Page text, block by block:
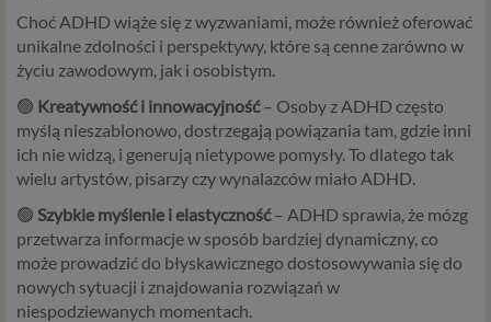
Choć ADHD wiąże się z wyzwaniami, może również oferować
unikalne zdolności i perspektywy, które są cenne zarówno w
życiu zawodowym, jak i osobistym.
🟢 Kreatywność i innowacyjność– Osoby z ADHD często
myślą nieszablonowo, dostrzegają powiązania tam, gdzie inni
ich nie widzą, i generują nietypowe pomysły. To dlatego tak
wielu artystów, pisarzy czy wynalazców miało ADHD.
🟢 Szybkie myślenie i elastyczność– ADHD sprawia, że mózg
przetwarza informacje w sposób bardziej dynamiczny, co
może prowadzić do błyskawicznego dostosowywania się do
nowych sytuacji i znajdowania rozwiązań w
niespodziewanych momentach.